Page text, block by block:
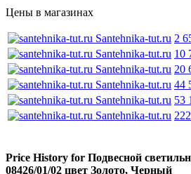
Цены в магазинах
Santehnika-tut.ru 2
Santehnika-tut.ru 10
Santehnika-tut.ru 20
Santehnika-tut.ru 44
Santehnika-tut.ru 53
Santehnika-tut.ru
Price History for Подвесной
08426/01/02 цвет Золото, Черный